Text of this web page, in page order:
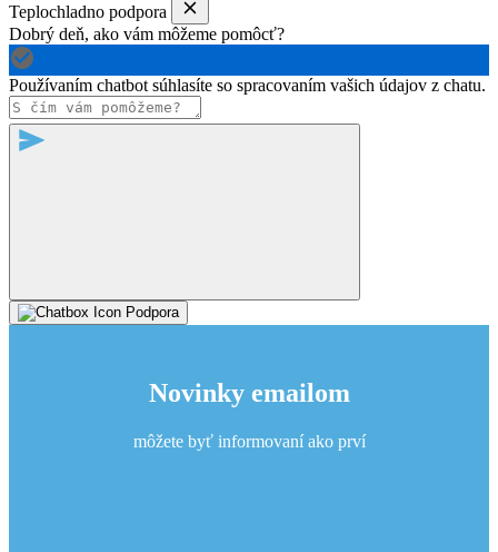
Teplochladno podpora
Dobrý deň, ako vám môžeme pomôcť?
Používaním chatbot súhlasíte so spracovaním vašich údajov z chatu.
Podpora
Novinky emailom
môžete byť informovaní ako prví